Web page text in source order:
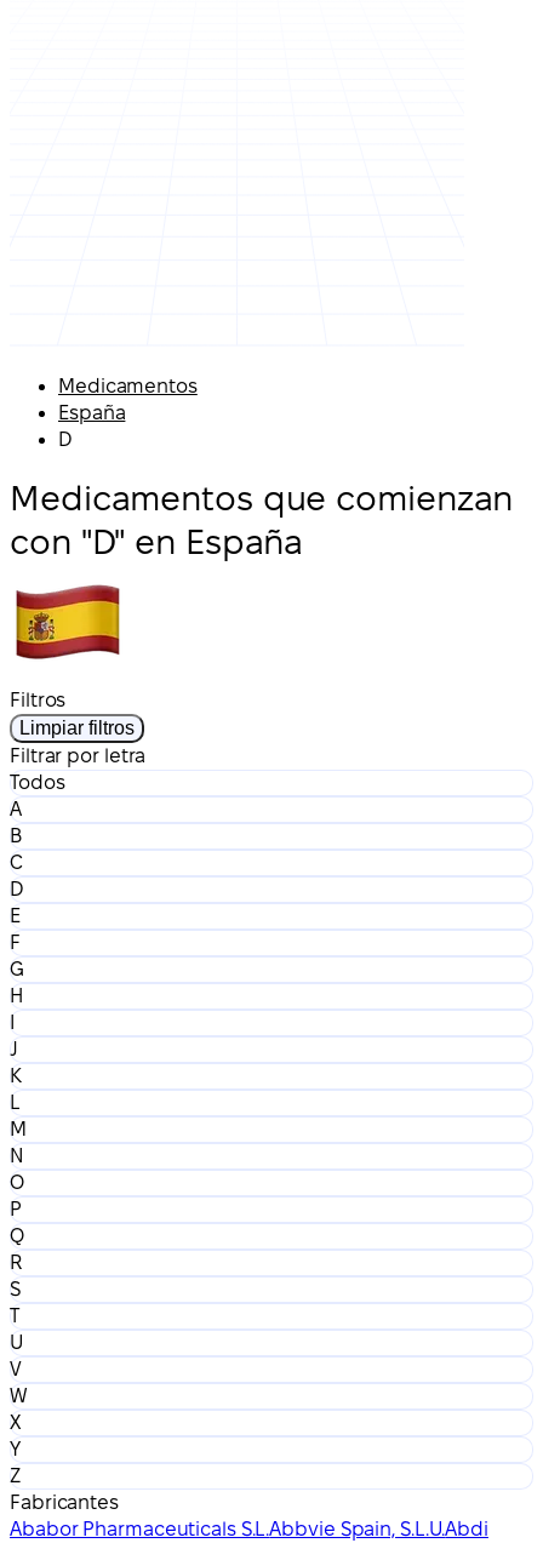
Medicamentos
España
D
Medicamentos que comienzan
con "D" en España
Filtros
Limpiar filtros
Filtrar por letra
Todos
A
B
C
D
E
F
G
H
I
J
K
L
M
N
O
P
Q
R
S
T
U
V
W
X
Y
Z
Fabricantes
Ababor Pharmaceuticals S.L.Abbvie Spain, S.L.U.Abdi